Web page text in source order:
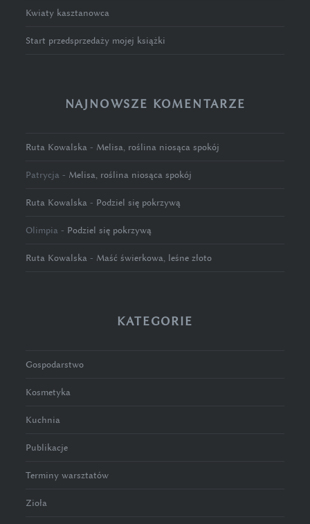
Kwiaty kasztanowca
Start przedsprzedaży mojej książki
NAJNOWSZE KOMENTARZE
Ruta Kowalska - Melisa, roślina niosąca spokój
Patrycja - Melisa, roślina niosąca spokój
Ruta Kowalska - Podziel się pokrzywą
Olimpia - Podziel się pokrzywą
Ruta Kowalska - Maść świerkowa, leśne złoto
KATEGORIE
Gospodarstwo
Kosmetyka
Kuchnia
Publikacje
Terminy warsztatów
Zioła